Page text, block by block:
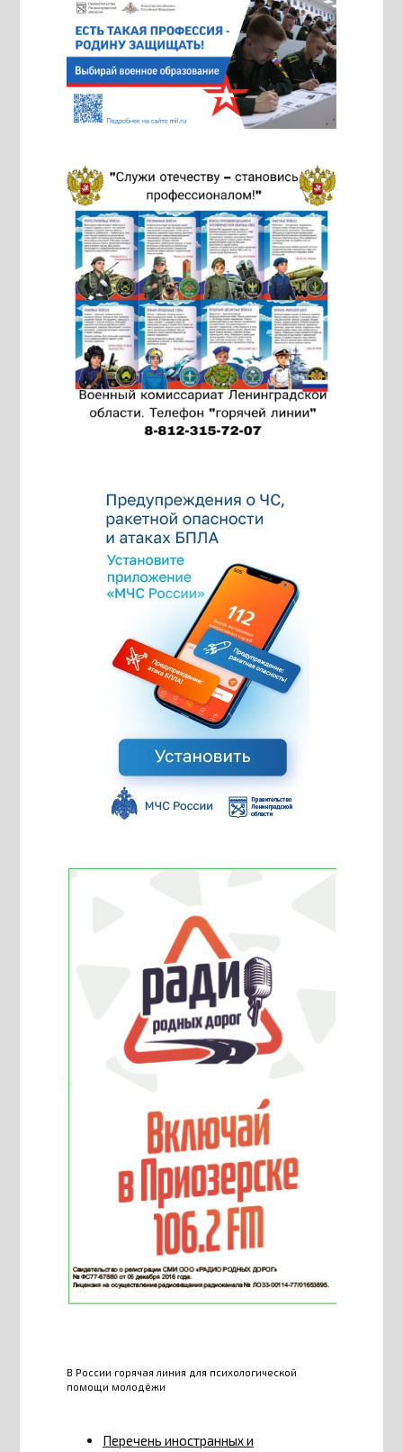
В России горячая линия для психологической
помощи молодёжи
Перечень иностранных и